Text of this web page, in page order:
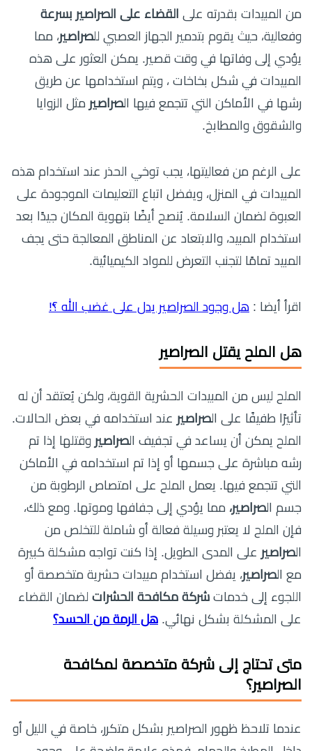
من المبيدات بقدرته على القضاء على الصراصير بسرعة
وفعالية، حيث يقوم بتدمير الجهاز العصبي للصراصير، مما
يؤدي إلى وفاتها في وقت قصير. يمكن العثور على هذه
المبيدات في شكل بخاخات ، ويتم استخدامها عن طريق
رشها في الأماكن التي تتجمع فيها الصراصير مثل الزوايا
والشقوق والمطابخ.
على الرغم من فعاليتها، يجب توخي الحذر عند استخدام هذه
المبيدات في المنزل، ويفضل اتباع التعليمات الموجودة على
العبوة لضمان السلامة. يُنصح أيضًا بتهوية المكان جيدًا بعد
استخدام المبيد، والابتعاد عن المناطق المعالجة حتى يجف
المبيد تمامًا لتجنب التعرض للمواد الكيميائية.
اقرأ أيضا : هل وجود الصراصير يدل على غضب الله ؟ّ!
هل الملح يقتل الصراصير
الملح ليس من المبيدات الحشرية القوية، ولكن يُعتقد أن له
تأثيرًا طفيفًا على الصراصير عند استخدامه في بعض الحالات.
الملح يمكن أن يساعد في تجفيف الصراصير وقتلها إذا تم
رشه مباشرة على جسمها أو إذا تم استخدامه في الأماكن
التي تتجمع فيها. يعمل الملح على امتصاص الرطوبة من
جسم الصراصير، مما يؤدي إلى جفافها وموتها. ومع ذلك،
فإن الملح لا يعتبر وسيلة فعالة أو شاملة للتخلص من
الصراصير على المدى الطويل. إذا كنت تواجه مشكلة كبيرة
مع الصراصير، يفضل استخدام مبيدات حشرية متخصصة أو
اللجوء إلى خدمات شركة مكافحة الحشرات لضمان القضاء
على المشكلة بشكل نهائي. هل الرمة من الحسد؟
متى تحتاج إلى شركة متخصصة لمكافحة
الصراصير؟
عندما تلاحظ ظهور الصراصير بشكل متكرر، خاصة في الليل أو